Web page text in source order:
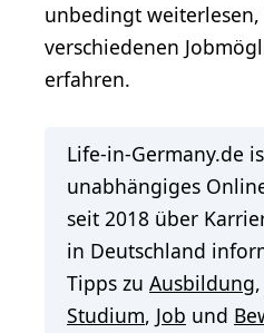
unbedingt
verschiedenen
erfahren.
Life-in-Germany.de
unabhängiges
seit 2018 über
in Deutschland
Tipps zu Ausbildung,
Studium, Job und